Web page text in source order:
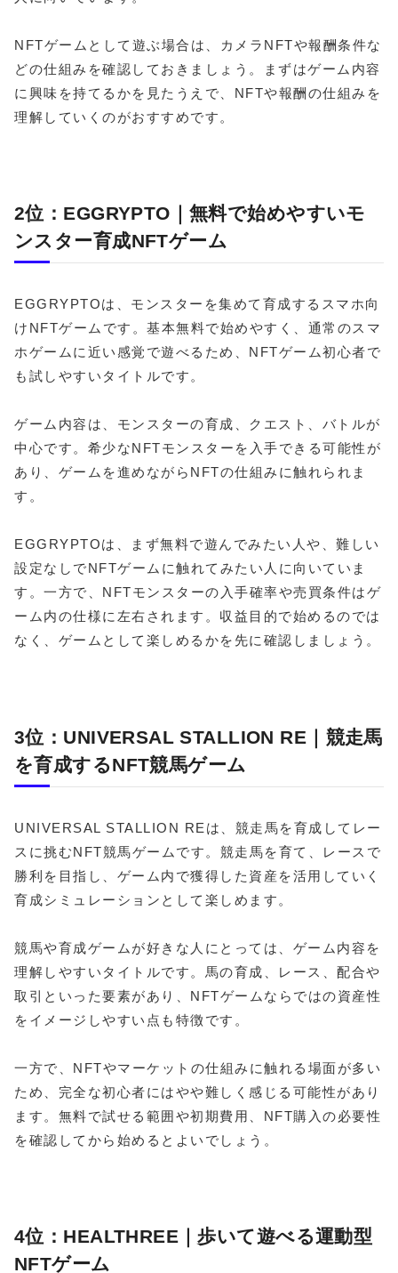
NFTゲームとして遊ぶ場合は、カメラNFTや報酬条件な
どの仕組みを確認しておきましょう。まずはゲーム内容
に興味を持てるかを見たうえで、NFTや報酬の仕組みを
理解していくのがおすすめです。
2位：EGGRYPTO｜無料で始めやすいモ
ンスター育成NFTゲーム
EGGRYPTOは、モンスターを集めて育成するスマホ向
けNFTゲームです。基本無料で始めやすく、通常のスマ
ホゲームに近い感覚で遊べるため、NFTゲーム初心者で
も試しやすいタイトルです。
ゲーム内容は、モンスターの育成、クエスト、バトルが
中心です。希少なNFTモンスターを入手できる可能性が
あり、ゲームを進めながらNFTの仕組みに触れられま
す。
EGGRYPTOは、まず無料で遊んでみたい人や、難しい
設定なしでNFTゲームに触れてみたい人に向いていま
す。一方で、NFTモンスターの入手確率や売買条件はゲ
ーム内の仕様に左右されます。収益目的で始めるのでは
なく、ゲームとして楽しめるかを先に確認しましょう。
3位：UNIVERSAL STALLION RE｜競走馬
を育成するNFT競馬ゲーム
UNIVERSAL STALLION REは、競走馬を育成してレー
スに挑むNFT競馬ゲームです。競走馬を育て、レースで
勝利を目指し、ゲーム内で獲得した資産を活用していく
育成シミュレーションとして楽しめます。
競馬や育成ゲームが好きな人にとっては、ゲーム内容を
理解しやすいタイトルです。馬の育成、レース、配合や
取引といった要素があり、NFTゲームならではの資産性
をイメージしやすい点も特徴です。
一方で、NFTやマーケットの仕組みに触れる場面が多い
ため、完全な初心者にはやや難しく感じる可能性があり
ます。無料で試せる範囲や初期費用、NFT購入の必要性
を確認してから始めるとよいでしょう。
4位：HEALTHREE｜歩いて遊べる運動型
NFTゲーム